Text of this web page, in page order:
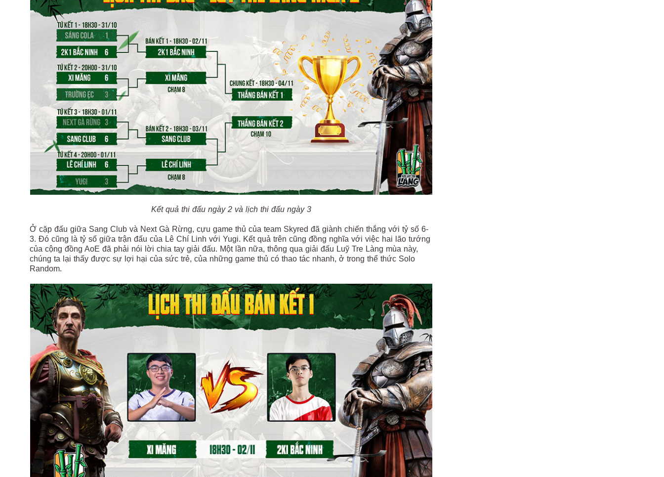
Kết quả thi đấu ngày 2 và lịch thi đấu ngày 3
Ở cặp đấu giữa Sang Club và Next Gà Rừng, cựu game thủ của team Skyred đã giành chiến thắng với tỷ số 6-
3. Đó cũng là tỷ số giữa trận đấu của Lê Chí Linh với Yugi. Kết quả trên cũng đồng nghĩa với việc hai lão tướng
của cộng đồng AoE đã phải nói lời chia tay giải đấu. Một lần nữa, thông qua giải đấu Luỹ Tre Làng mùa này,
chúng ta lại thấy được sự lợi hại của sức trẻ, của những game thủ có thao tác nhanh, ở trong thể thức Solo
Random.